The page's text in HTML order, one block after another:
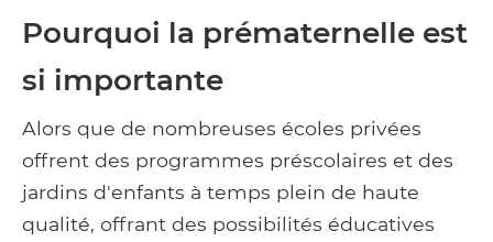
Pourquoi la prématernelle est
si importante
Alors que de nombreuses écoles privées
offrent des programmes préscolaires et des
jardins d'enfants à temps plein de haute
qualité, offrant des possibilités éducatives